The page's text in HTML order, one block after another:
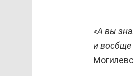
«А вы
и вообще